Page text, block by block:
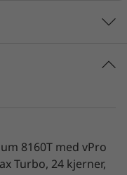
IT-
er kraftig nok
av alle de
8160T med vPro
Turbo, 24 kjerner,